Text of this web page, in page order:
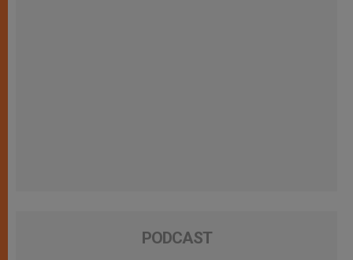
PODCAST